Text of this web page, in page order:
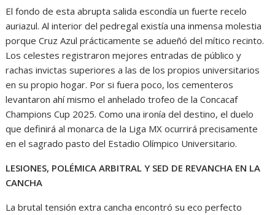
El fondo de esta abrupta salida escondía un fuerte recelo
auriazul. Al interior del pedregal existía una inmensa molestia
porque Cruz Azul prácticamente se adueñó del mítico recinto.
Los celestes registraron mejores entradas de público y
rachas invictas superiores a las de los propios universitarios
en su propio hogar. Por si fuera poco, los cementeros
levantaron ahí mismo el anhelado trofeo de la Concacaf
Champions Cup 2025. Como una ironía del destino, el duelo
que definirá al monarca de la Liga MX ocurrirá precisamente
en el sagrado pasto del Estadio Olímpico Universitario.
LESIONES, POLÉMICA ARBITRAL Y SED DE REVANCHA EN LA
CANCHA
La brutal tensión extra cancha encontró su eco perfecto